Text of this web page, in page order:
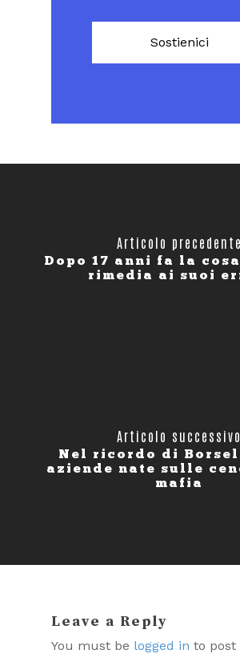
Sostienici
Articolo precedente
Dopo 17 anni fa la
rimedia ai suoi
Articolo successivo
Nel ricordo di
aziende nate sulle
mafia
Leave a Reply
You must be logged in to post